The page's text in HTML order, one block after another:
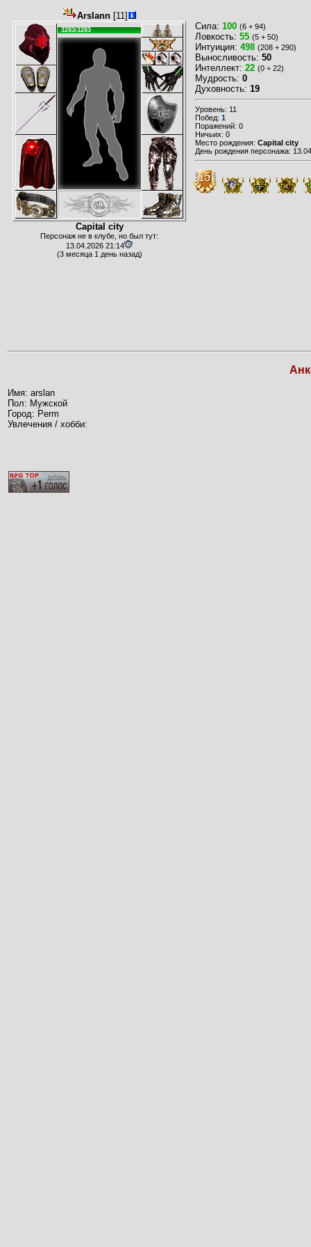
Arslann[11]
3283/3283
Capital city
Персонаж не в клубе, но был тут:
13.04.2026 21:14
(3 месяца 1 день назад)
Сила: 100 (6 + 94)
Ловкость: 55 (5 + 50)
Интуиция: 498 (208 + 290)
Выносливость: 50
Интеллект: 22 (0 + 22)
Мудрость: 0
Духовность: 19
Уровень: 11
Побед: 1
Поражений: 0
Ничьих: 0
Место рождения: Capital city
День рождения персонажа:
Имя: arslan
Пол: Мужской
Город: Perm
Увлечения / хобби: